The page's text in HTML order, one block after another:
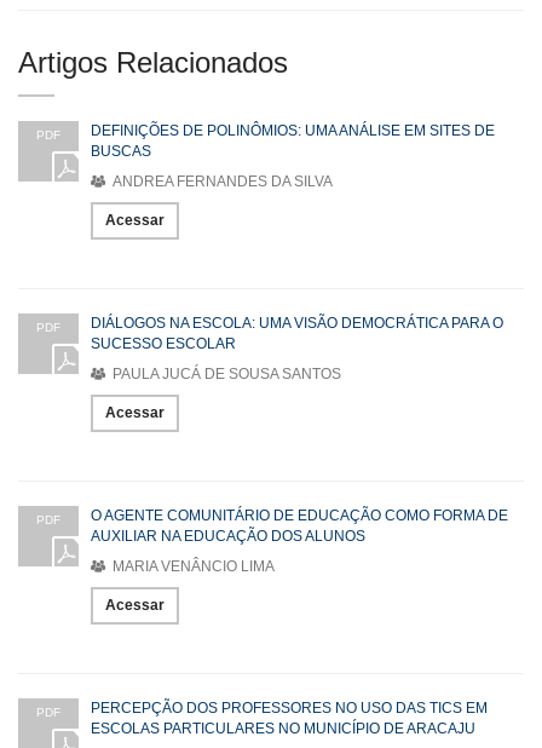
Artigos Relacionados
PDF
DEFINIÇÕES DE POLINÔMIOS: UMA ANÁLISE EM SITES DE
BUSCAS
ANDREA FERNANDES DA SILVA
Acessar
PDF
DIÁLOGOS NA ESCOLA: UMA VISÃO DEMOCRÁTICA PARA O
SUCESSO ESCOLAR
PAULA JUCÁ DE SOUSA SANTOS
Acessar
PDF
O AGENTE COMUNITÁRIO DE EDUCAÇÃO COMO FORMA DE
AUXILIAR NA EDUCAÇÃO DOS ALUNOS
MARIA VENÂNCIO LIMA
Acessar
PDF
PERCEPÇÃO DOS PROFESSORES NO USO DAS TICS EM
ESCOLAS PARTICULARES NO MUNICÍPIO DE ARACAJU